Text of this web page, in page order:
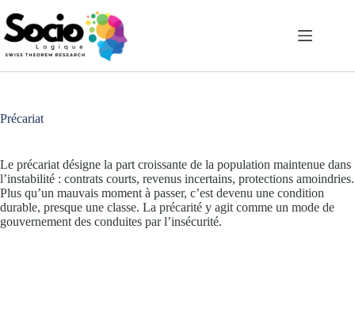
au
contenu
Précariat
Le précariat désigne la part croissante de la population maintenue dans
l’instabilité : contrats courts, revenus incertains, protections amoindries.
Plus qu’un mauvais moment à passer, c’est devenu une condition
durable, presque une classe. La précarité y agit comme un mode de
gouvernement des conduites par l’insécurité.